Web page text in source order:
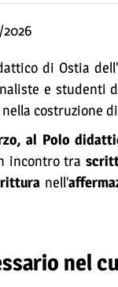
di Ostia
e studenti
costruzione
al Polo
incontro tra
nell’
nel